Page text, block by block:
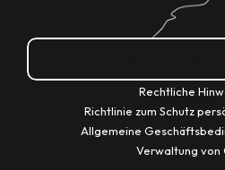
Rechtliche
Richtlinie zum Schutz
Allgemeine
Verwaltung von